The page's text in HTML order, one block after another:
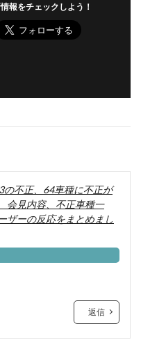
報をチェックしよう！
の不正、64車種に不正が
会見内容、不正車種一
ザーの反応をまとめまし
返信